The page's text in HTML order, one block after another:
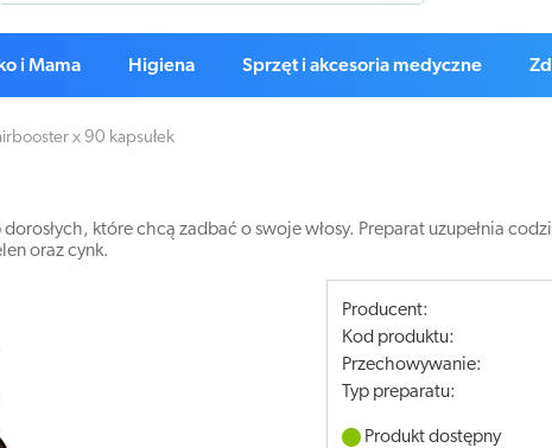
i Mama Higiena Sprzęt i akcesoria medyczne
x 90 kapsułek
które chcą zadbać o swoje włosy. Preparat uzupełnia
oraz cynk.
Producent:
Kod produktu:
Przechowywanie:
Typ preparatu:
Produkt dostępny